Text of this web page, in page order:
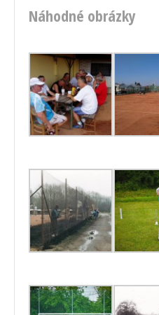
Náhodné obrázky